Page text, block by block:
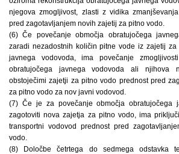
njegova zmogljivost, zlasti z vidika
pred zagotavljanjem novih zajetij za pitno vodo.
(6) Če povečanje območja obratujočega
zaradi nezadostnih količin pitne vode iz zajetij za
javnega vodovoda, ima povečanje
obratujočega javnega vodovoda ali njihova
obstoječimi zajetji za pitno vodo prednost pred
za pitno vodo za nov javni vodovod.
(7) Če je za povečanje območja obratujočega
zagotoviti nova zajetja za pitno vodo, ima
transportni vodovod prednost pred
vodo.
(8) Določbe četrtega do sedmega odstavka